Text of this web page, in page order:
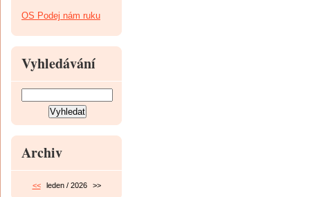
OS Podej nám ruku
Vyhledávání
Archiv
<< leden / 2026 >>